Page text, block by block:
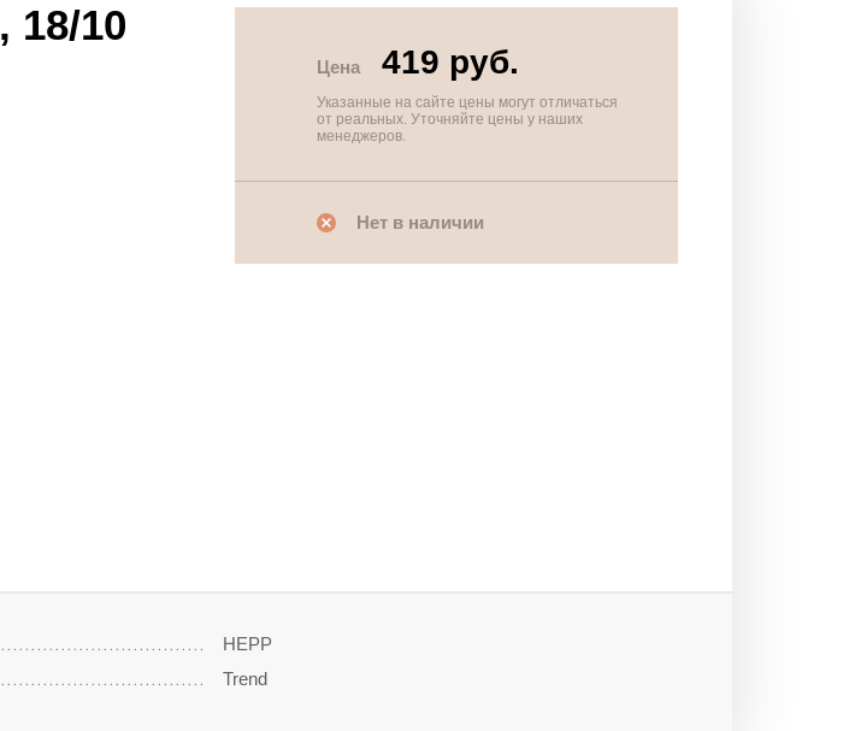
18/10
Цена 419 руб.
Указанные на сайте цены могут отличаться
от реальных. Уточняйте цены у наших
менеджеров.
Нет в наличии
HEPP
Trend